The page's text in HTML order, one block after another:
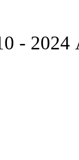
- 2024